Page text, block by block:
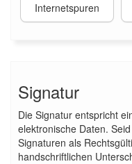
Internetspuren
Signatur
Die Signatur entspricht
elektronische Daten.
Signaturen als
handschriftlichen